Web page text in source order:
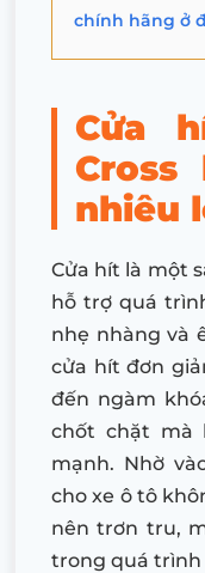
chính hãng ở
Cửa
nhiêu
Cửa hít là một
hỗ trợ quá
nhẹ nhàng và
cửa hít đơn
đến ngàm
chốt chặt mà
mạnh. Nhờ
cho xe ô tô
nên trơn tru,
trong quá trình